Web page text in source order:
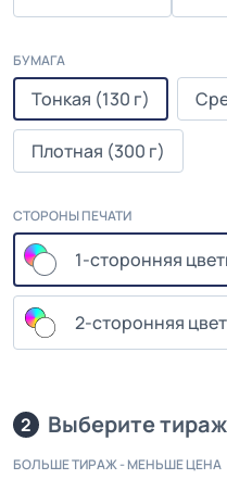
БУМАГА
Тонкая (130 г)
Плотная (300 г)
СТОРОНЫ ПЕЧАТИ
1-сторонняя
2-сторонняя
2 Выберите
БОЛЬШЕ ТИРАЖ - МЕНЬШЕ ЦЕНА